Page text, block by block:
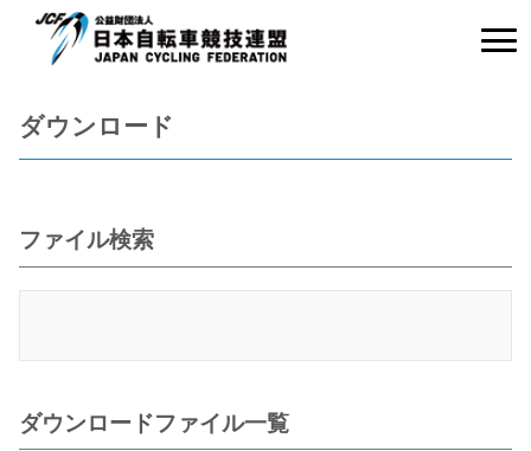
ダウンロード
ファイル検索
ダウンロードファイル一覧